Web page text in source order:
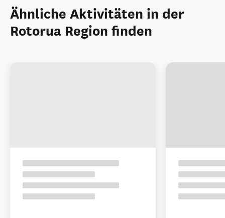
Ähnliche Aktivitäten in der
Rotorua Region finden